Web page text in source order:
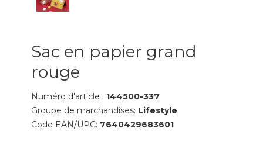
Sac en papier grand
rouge
Numéro d'article : 144500-337
Groupe de marchandises: Lifestyle
Code EAN/UPC: 7640429683601